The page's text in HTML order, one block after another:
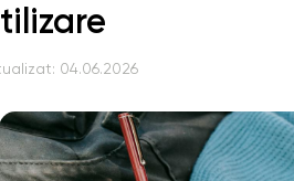
04.06.2026